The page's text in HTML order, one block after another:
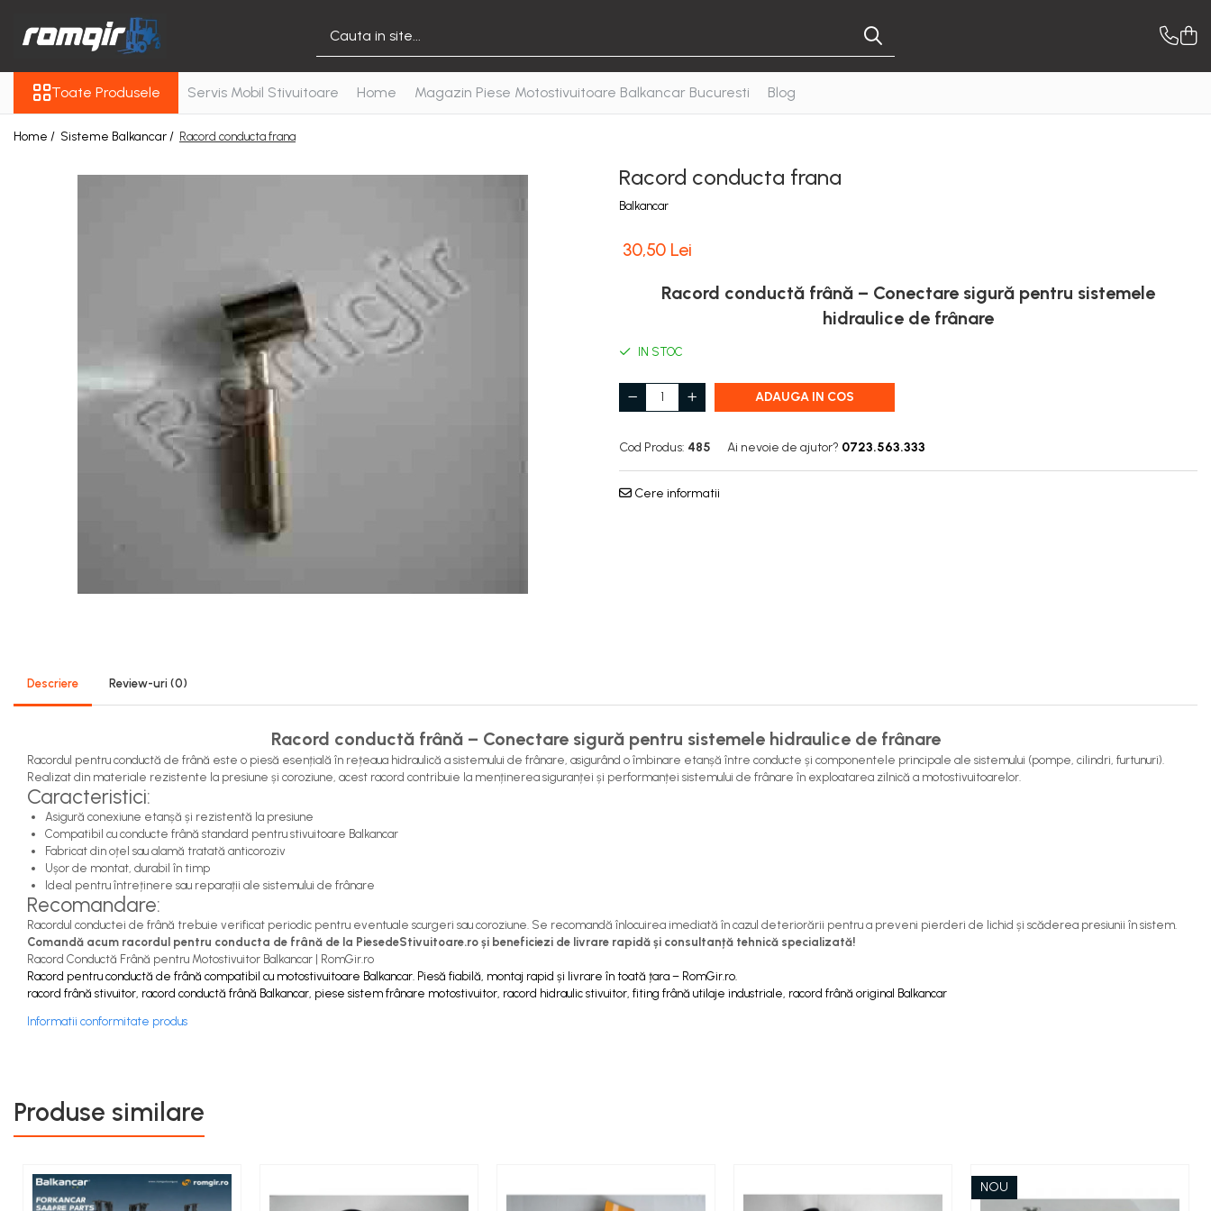
Toate Produsele
Piese Motor
Piese de Schimb Balkancar
Piese Punte Față Motostivuitor
Planetare Balkancar
Sistem Alimentare Balkancar
Diverse Piese Alimentare
Sistem Directie
Bielete Motostivuitor
Capete de Bară Motostivuitor
Caseta Directie
Cilindrii Directie
Fuzete Stivuitor
Piese Directie Stivuitoare
Pivoți Direcție
Sistem Electric
Alternatoare Motostivuitor
Piese Electrice Motostivuitor
Frana de Mana
Piese Frane Stivuitor
Toate Produsele Servis Mobil Stivuitoare Home Magazin Piese Motostivuitoare Balkancar Bucuresti Blog
Home / Sisteme Balkancar / Racord conducta frana
Racord conducta frana
Balkancar
30,50 Lei
Racord conductă frână – Conectare sigură pentru sistemele
hidraulice de frânare
IN STOC
ADAUGA IN COS
Cod Produs: 485 Ai nevoie de ajutor? 0723.563.333
Cere informatii
Descriere Review-uri (0)
Racord conductă frână – Conectare sigură pentru sistemele hidraulice de frânare
Racordul pentru conductă de frână este o piesă esențială în rețeaua hidraulică a sistemului de frânare, asigurând o îmbinare etanșă între conducte și componentele principale ale sistemului (pompe, cilindri, furtunuri).
Realizat din materiale rezistente la presiune și coroziune, acest racord contribuie la menținerea siguranței și performanței sistemului de frânare în exploatarea zilnică a motostivuitoarelor.
Caracteristici:
Asigură conexiune etanșă și rezistentă la presiune
Compatibil cu conducte frână standard pentru stivuitoare Balkancar
Fabricat din oțel sau alamă tratată anticoroziv
Ușor de montat, durabil în timp
Ideal pentru întreținere sau reparații ale sistemului de frânare
Recomandare:
Racordul conductei de frână trebuie verificat periodic pentru eventuale scurgeri sau coroziune. Se recomandă înlocuirea imediată în cazul deteriorării pentru a preveni pierderi de lichid și scăderea presiunii în sistem.
Comandă acum racordul pentru conducta de frână de la PiesedeStivuitoare.ro și beneficiezi de livrare rapidă și consultanță tehnică specializată!
Racord Conductă Frână pentru Motostivuitor Balkancar | RomGir.ro
Racord pentru conductă de frână compatibil cu motostivuitoare Balkancar. Piesă fiabilă, montaj rapid și livrare în toată țara – RomGir.ro.
racord frână stivuitor, racord conductă frână Balkancar, piese sistem frânare motostivuitor, racord hidraulic stivuitor, fiting frână utilaje industriale, racord frână original Balkancar
Informatii conformitate produs
Produse similare
NOU